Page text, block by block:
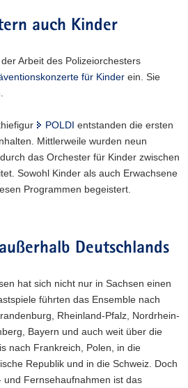
auch Kinder
Arbeit des Polizeiorchesters
für Kinder ein. Sie
POLDI entstanden die ersten
Mittlerweile wurden neun
das Orchester für Kinder zwischen
Sowohl Kinder als auch Erwachsene
Programmen begeistert.
Deutschlands
hat sich nicht nur in Sachsen einen
führten das Ensemble nach
Rheinland-Pfalz, Nordrhein-
Bayern und auch weit über die
nach Frankreich, Polen, in die
Republik und in die Schweiz. Doch
und Fernsehaufnahmen ist das